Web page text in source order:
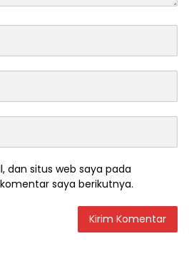
dan situs web saya pada
saya berikutnya.